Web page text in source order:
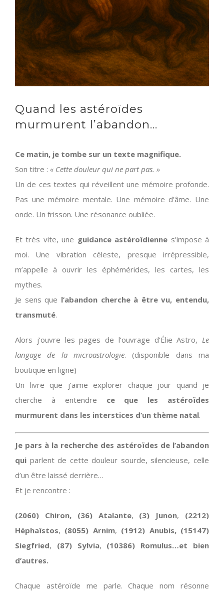
Quand les astéroïdes
murmurent l’abandon…
Ce matin, je tombe sur un texte magnifique.
Son titre : « Cette douleur qui ne part pas. »
Un de ces textes qui réveillent une mémoire profonde.
Pas une mémoire mentale. Une mémoire d’âme. Une
onde. Un frisson. Une résonance oubliée.
Et très vite, une guidance astéroïdienne s’impose à
moi. Une vibration céleste, presque irrépressible,
m’appelle à ouvrir les éphémérides, les cartes, les
mythes.
Je sens que l’abandon cherche à être vu, entendu,
transmuté.
Alors j’ouvre les pages de l’ouvrage d’Élie Astro, Le
langage de la microastrologie. (disponible dans ma
boutique en ligne)
Un livre que j’aime explorer chaque jour quand je
cherche à entendre ce que les astéroïdes
murmurent dans les interstices d’un thème natal.
Je pars à la recherche des astéroïdes de l’abandon
qui parlent de cette douleur sourde, silencieuse, celle
d’un être laissé derrière…
Et je rencontre :
(2060) Chiron, (36) Atalante, (3) Junon, (2212)
Héphaïstos, (8055) Arnim, (1912) Anubis, (15147)
Siegfried, (87) Sylvia, (10386) Romulus…et bien
d’autres.
Chaque astéroïde me parle. Chaque nom résonne